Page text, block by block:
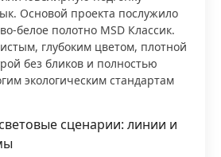
Основой проекта послужило
белое полотно MSD Классик.
глубоким цветом, плотной
без бликов и полностью
экологическим стандартам
сценарии: линии и